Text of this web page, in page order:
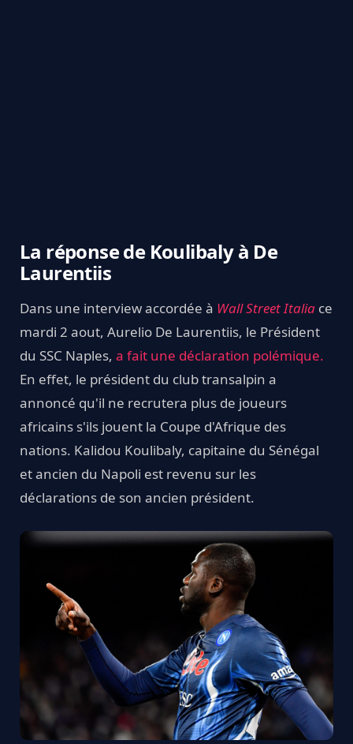
La réponse de Koulibaly à De
Laurentiis
Dans une interview accordée à Wall Street Italia ce
mardi 2 aout, Aurelio De Laurentiis, le Président
du SSC Naples, a fait une déclaration polémique.
En effet, le président du club transalpin a
annoncé qu'il ne recrutera plus de joueurs
africains s'ils jouent la Coupe d'Afrique des
nations. Kalidou Koulibaly, capitaine du Sénégal
et ancien du Napoli est revenu sur les
déclarations de son ancien président.